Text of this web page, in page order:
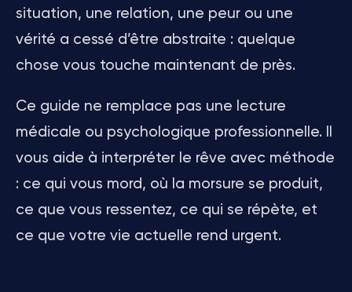
situation, une relation, une peur ou une
vérité a cessé d’être abstraite : quelque
chose vous touche maintenant de près.
Ce guide ne remplace pas une lecture
médicale ou psychologique professionnelle. Il
vous aide à interpréter le rêve avec méthode
: ce qui vous mord, où la morsure se produit,
ce que vous ressentez, ce qui se répète, et
ce que votre vie actuelle rend urgent.